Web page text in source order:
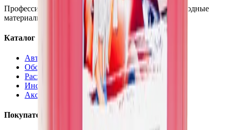
Профессиональная автохимия, оборудование и расходные
материалы для детейлинга.
Каталог
Автохимия
Оборудование
Расходные материалы
Инструменты
Аксессуары
Покупателям